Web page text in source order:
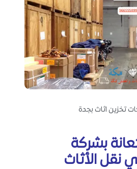
تخزين اثاث بجدة
بشركة
الأثاث